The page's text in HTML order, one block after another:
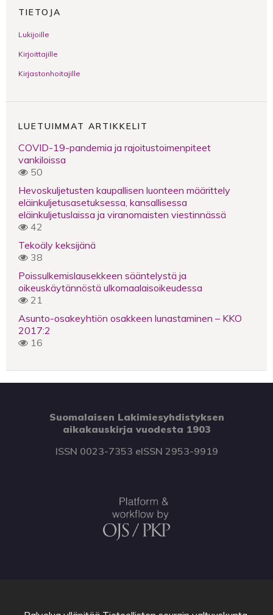
TIETOJA
Lukijoille
Kirjoittajille
Kirjastonhoitajille
LUETUIMMAT ARTIKKELIT
COVID-19-pandemia ja rajoitustoimenpiteet
vankiloissa
50
Hevoskuljetusten kaupallisen luonteen määrittely
eläinkuljetusasetuksessa, kansallisessa
eläinkuljetuslaissa ja viranomaisten viestinnässä
42
Tekoäly keksijänä
38
Poissulkemislausekkeen sääntelystä ja
oikeuskäytännöstä ulkomaalaisoikeudessa
21
Asunto-osakeyhtiön osakkeen lunastaminen – KKO
2017:2
16
Suomalaisen Lakimiesyhdistyksen
aikakauskirja vuodesta 1903
ISSN 0023-7353 eISSN 2953-9919